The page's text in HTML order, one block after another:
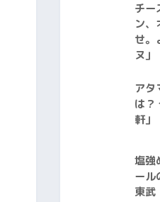
チー
ン、
せ。
ヌ」
アタ
は？
軒」
塩強
ール
東武